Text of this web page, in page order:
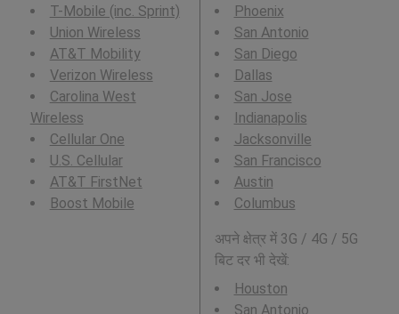
T-Mobile (inc. Sprint)
Union Wireless
AT&T Mobility
Verizon Wireless
Carolina West
Wireless
Cellular One
U.S. Cellular
AT&T FirstNet
Boost Mobile
Phoenix
San Antonio
San Diego
Dallas
San Jose
Indianapolis
Jacksonville
San Francisco
Austin
Columbus
अपने क्षेत्र में 3G / 4G / 5G
बिट दर भी देखें:
Houston
San Antonio